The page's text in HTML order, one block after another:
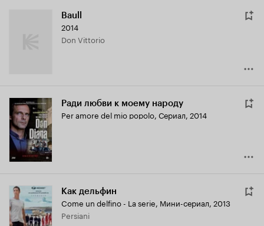
Baull
2014
Don Vittorio
Ради любви к моему народу
Per amore del mio popolo, Сериал, 2014
Как дельфин
Come un delfino - La serie, Мини-сериал, 2013
Persiani